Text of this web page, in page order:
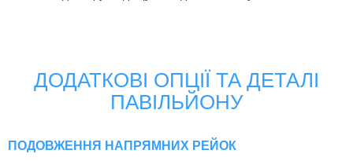
ДОДАТКОВІ ОПЦІЇ ТА ДЕТАЛІ
ПАВІЛЬЙОНУ
ПОДОВЖЕННЯ НАПРЯМНИХ РЕЙОК